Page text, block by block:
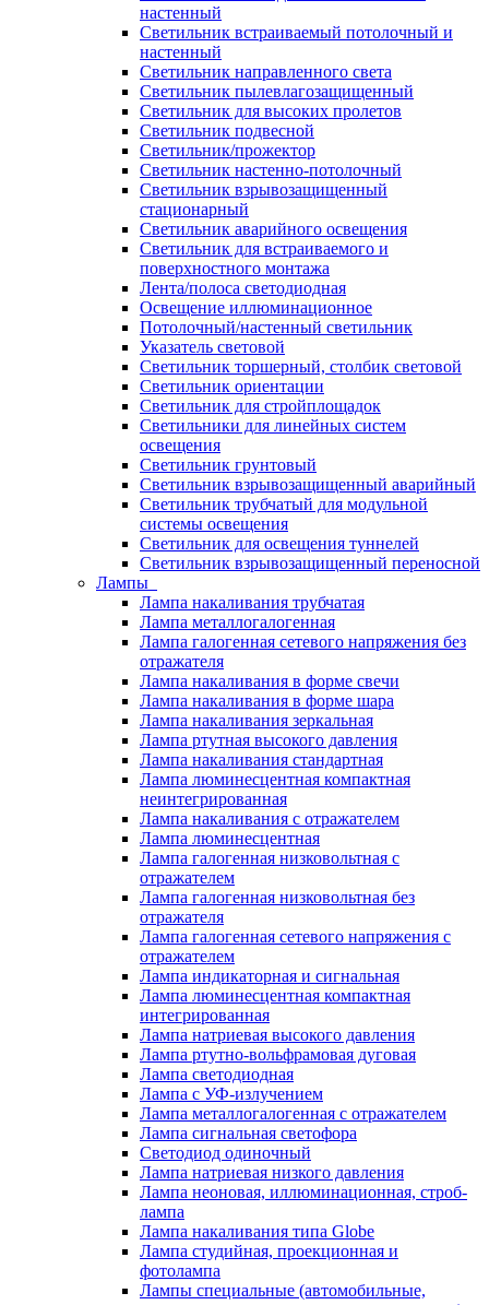
настенный
Светильник встраиваемый потолочный и
настенный
Светильник направленного света
Светильник пылевлагозащищенный
Светильник для высоких пролетов
Светильник подвесной
Светильник/прожектор
Светильник настенно-потолочный
Светильник взрывозащищенный
стационарный
Светильник аварийного освещения
Светильник для встраиваемого и
поверхностного монтажа
Лента/полоса светодиодная
Освещение иллюминационное
Потолочный/настенный светильник
Указатель световой
Светильник торшерный, столбик световой
Светильник ориентации
Светильник для стройплощадок
Светильники для линейных систем
освещения
Светильник грунтовый
Светильник взрывозащищенный аварийный
Светильник трубчатый для модульной
системы освещения
Светильник для освещения туннелей
Светильник взрывозащищенный переносной
Лампы
Лампа накаливания трубчатая
Лампа металлогалогенная
Лампа галогенная сетевого напряжения без
отражателя
Лампа накаливания в форме свечи
Лампа накаливания в форме шара
Лампа накаливания зеркальная
Лампа ртутная высокого давления
Лампа накаливания стандартная
Лампа люминесцентная компактная
неинтегрированная
Лампа накаливания с отражателем
Лампа люминесцентная
Лампа галогенная низковольтная с
отражателем
Лампа галогенная низковольтная без
отражателя
Лампа галогенная сетевого напряжения с
отражателем
Лампа индикаторная и сигнальная
Лампа люминесцентная компактная
интегрированная
Лампа натриевая высокого давления
Лампа ртутно-вольфрамовая дуговая
Лампа светодиодная
Лампа с УФ-излучением
Лампа металлогалогенная с отражателем
Лампа сигнальная светофора
Светодиод одиночный
Лампа натриевая низкого давления
Лампа неоновая, иллюминационная, строб-
лампа
Лампа накаливания типа Globe
Лампа студийная, проекционная и
фотолампа
Лампы специальные (автомобильные,